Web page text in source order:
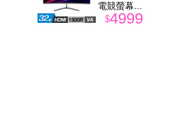
電競螢幕...
$4999